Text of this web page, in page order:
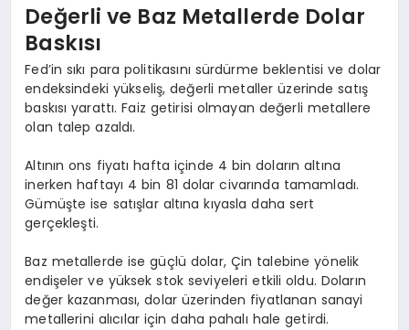
Değerli ve Baz Metallerde Dolar
Baskısı
Fed’in sıkı para politikasını sürdürme beklentisi ve dolar
endeksindeki yükseliş, değerli metaller üzerinde satış
baskısı yarattı. Faiz getirisi olmayan değerli metallere
olan talep azaldı.
Altının ons fiyatı hafta içinde 4 bin doların altına
inerken haftayı 4 bin 81 dolar civarında tamamladı.
Gümüşte ise satışlar altına kıyasla daha sert
gerçekleşti.
Baz metallerde ise güçlü dolar, Çin talebine yönelik
endişeler ve yüksek stok seviyeleri etkili oldu. Doların
değer kazanması, dolar üzerinden fiyatlanan sanayi
metallerini alıcılar için daha pahalı hale getirdi.